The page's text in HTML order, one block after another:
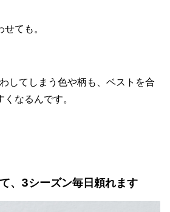
ても。
してしまう色や柄も、ベストを合
なるんです。
、3シーズン毎日頼れます